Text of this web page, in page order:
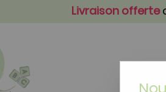
Livraison offerte